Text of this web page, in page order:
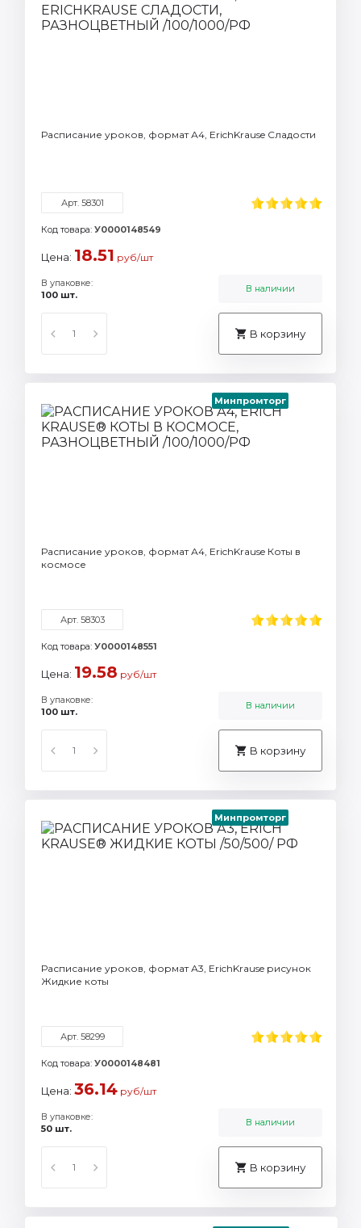
Расписание уроков, формат А4, ErichKrause Сладости
Арт. 58301
Код товара: У0000148549
Цена: 18.51 руб/шт
В упаковке:
100 шт.
В наличии
В корзину
Минпромторг
Расписание уроков, формат А4, ErichKrause Коты в
космосе
Арт. 58303
Код товара: У0000148551
Цена: 19.58 руб/шт
В упаковке:
100 шт.
В наличии
В корзину
Минпромторг
Расписание уроков, формат А3, ErichKrause рисунок
Жидкие коты
Арт. 58299
Код товара: У0000148481
Цена: 36.14 руб/шт
В упаковке:
50 шт.
В наличии
В корзину